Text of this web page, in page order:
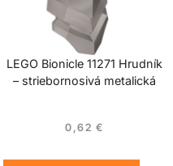
LEGO Bionicle 11271 Hrudník
– striebornosivá metalická
0,62 €